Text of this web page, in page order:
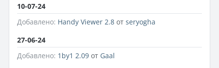
10-07-24
Добавлено: Handy Viewer 2.8 от seryogha
27-06-24
Добавлено: 1by1 2.09 от Gaal